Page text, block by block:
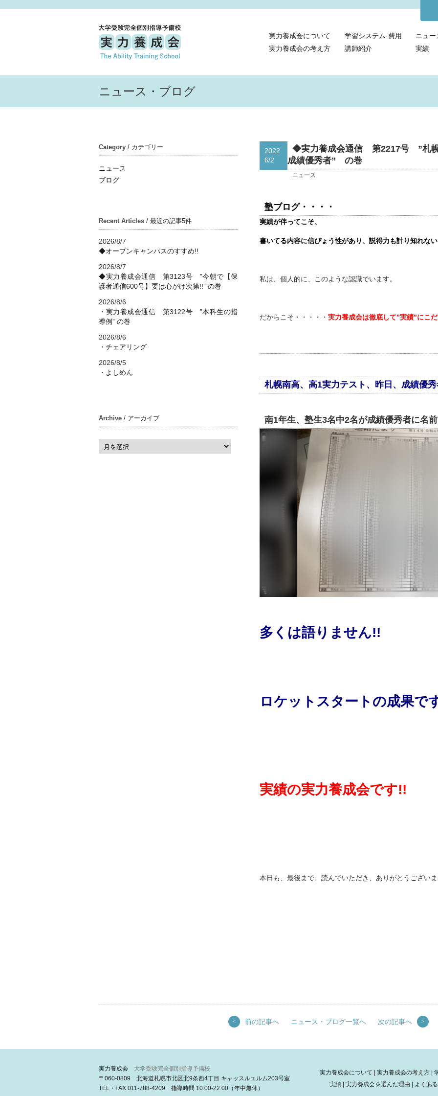
実力養成会について 学習システム·費用
ニュー
実力養成会の考え方
講師紹介 実績
ニュース・ブログ
Category / カテゴリー
ニュース
ブログ
Recent Articles / 最近の記事5件
2026/8/7
◆オープンキャンパスのすすめ!!
2026/8/7
◆実力養成会通信 第3123号 ”今朝で【保
護者通信600号】要は心がけ次第!!” の巻
2026/8/6
・実力養成会通信 第3122号 ”本科生の指
導例” の巻
2026/8/6
・チェアリング
2026/8/5
・よしめん
Archive / アーカイブ
2022
6/2
◆実力養成会通信 第2217号 ”札幌
成績優秀者” の巻
ニュース
塾ブログ・・・・
実績が伴ってこそ、
書いてる内容に信ぴょう性があり、説得力も計り知れな
私は、個人的に、このような認識でいます。
だからこそ・・・・・ 実力養成会は徹底して”実績”にこ
札幌南高、高1実力テスト、昨日、成績優
南1年生、塾生3名中2名が成績優秀者に名
多くは語りません!!
ロケットスタートの成果で
実績の実力養成会です!!
本日も、最後まで、読んでいただき、ありがとうござい
< 前の記事へ ニュース・ブログ一覧へ >
次の記事へ
実力養成会 大学受験完全個別指導予備校
〒060-0809 北海道札幌市北区北9条西4丁目 キャッスルエルム203号室
TEL・FAX 011-788-4209 指導時間 10:00-22:00（年中無休）
実力養成会について | 実力養成会の考え方|
実績| 実力養成会を選んだ理由 | よくあ